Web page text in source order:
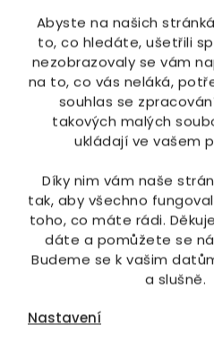
Abyste na našich
to, co hledáte, ušetřili
nezobrazovaly se vám
na to, co vás neláká,
souhlas se
takových malých
ukládají ve vašem
Díky nim vám naše
tak, aby všechno
toho, co máte rádi.
dáte a pomůžete se
Budeme se k vašim
a slušně.
Nastavení
Sanotact Elektrolyty Junior